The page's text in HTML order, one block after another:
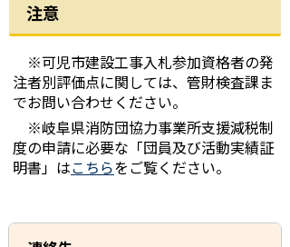
注意
※可児市建設工事入札参加資格者の発
注者別評価点に関しては、管財検査課ま
でお問い合わせください。
※岐阜県消防団協力事業所支援減税制
度の申請に必要な「団員及び活動実績証
明書」はこちらをご覧ください。